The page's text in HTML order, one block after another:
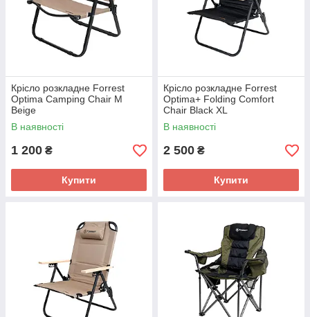
Крісло розкладне Forrest
Optima Camping Chair M
Beige
В наявності
1 200 ₴
Купити
Крісло розкладне Forrest
Optima+ Folding Comfort
Chair Black XL
В наявності
2 500 ₴
Купити